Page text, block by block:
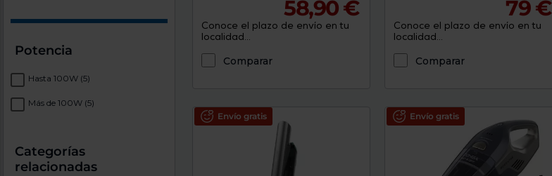
Potencia
Hasta 100W (5)
Más de 100W (5)
Categorías
relacionadas
58,90 €
Conoce el plazo de envío en tu
localidad...
Comparar
79 €
Conoce el plazo de envío en tu
localidad...
Comparar
Envío gratis Envío gratis